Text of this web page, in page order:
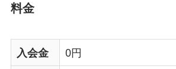
料金
入会金
0円